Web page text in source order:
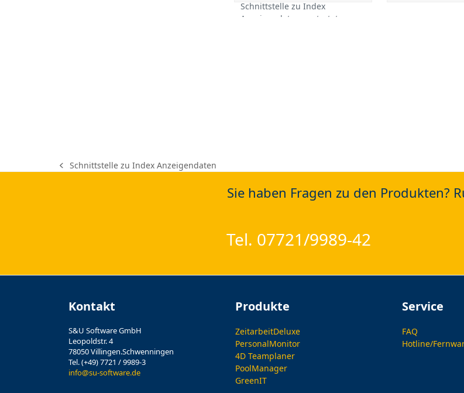
Schnittstelle zu Index
Anzeigendaten gestartet…
previous
Schnittstelle zu Index Anzeigendaten
Sie haben Fragen zu den Produkten?
Tel. 07721/9989-42
Kontakt
S&U Software GmbH
Leopoldstr. 4
78050 Villingen.Schwenningen
Tel. (+49) 7721 / 9989-3
info@su-software.de
Produkte
ZeitarbeitDeluxe
PersonalMonitor
4D Teamplaner
PoolManager
GreenIT
Service
FAQ
Hotline/